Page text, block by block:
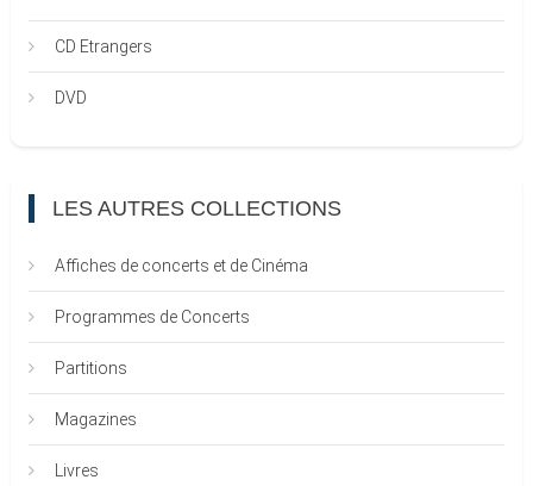
CD Etrangers
DVD
LES AUTRES COLLECTIONS
Affiches de concerts et de Cinéma
Programmes de Concerts
Partitions
Magazines
Livres